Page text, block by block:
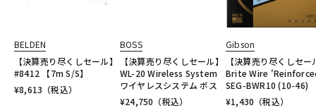
BELDEN
【決算売り尽くしセール】
#8412 【7m S/S】
¥8,613 （税込）
BOSS
【決算売り尽くしセール】
WL-20 Wireless System
ワイヤレスシステム ボス
¥24,750 （税込）
Gibson
【決算売り尽くしセー
Brite Wire
SEG-BWR10 (10-46)
¥1,430 （税込）